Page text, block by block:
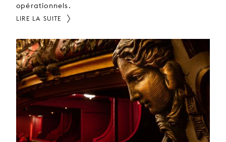
opérationnels.
LIRE LA SUITE